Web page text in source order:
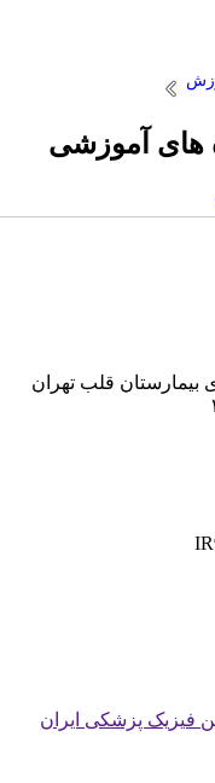
های آموزشی
قلب تهران
فیزیک پزشکی ایران